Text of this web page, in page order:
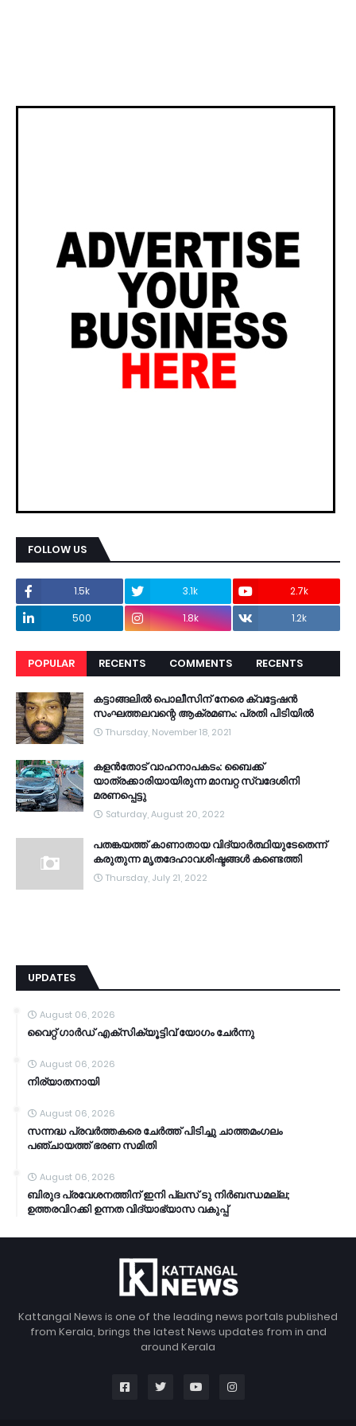
FOLLOW US
1.5k 3.1k
2.7k
500
1.8k 1.2k
POPULAR RECENTS COMMENTS RECENTS
കട്ടാങ്ങലിൽ പൊലീസിന് നേരെ ക്വട്ടേഷൻ
സംഘത്തലവന്റെ ആക്രമണം: പ്രതി പിടിയിൽ
Thursday, November 18, 2021
കളൻതോട് വാഹനാപകടം: ബൈക്ക്
യാത്രക്കാരിയായിരുന്ന മാമ്പറ്റ സ്വദേശിനി
മരണപ്പെട്ടു
Saturday, August 20, 2022
പതങ്കയത്ത് കാണാതായ വിദ്യാർത്ഥിയുടേതെന്ന്
കരുതുന്ന മൃതദേഹാവശിഷ്ടങ്ങൾ കണ്ടെത്തി
Thursday, July 21, 2022
UPDATES
August 06, 2026
വൈറ്റ് ഗാർഡ് എക്സിക്യൂട്ടിവ് യോഗം ചേർന്നു
August 06, 2026
നിര്യാതനായി
August 06, 2026
സന്നദ്ധ പ്രവർത്തകരെ ചേർത്ത് പിടിച്ചു ചാത്തമംഗലം
പഞ്ചായത്ത്‌ ഭരണ സമിതി
August 06, 2026
ബിരുദ പ്രവേശനത്തിന് ഇനി പ്ലസ് ടു നിർബന്ധമല്ല;
ഉത്തരവിറക്കി ഉന്നത വിദ്യാഭ്യാസ വകുപ്പ്
Kattangal News is one of the leading news portals published
from Kerala, brings the latest News updates from in and
around Kerala